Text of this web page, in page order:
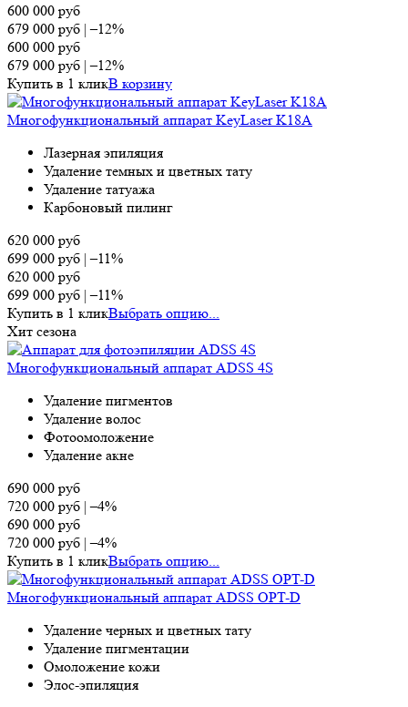
600 000 руб
679 000 руб |–12%
600 000 руб
679 000 руб |–12%
Купить в 1 кликВ корзину
Многофункциональный аппарат KeyLaser K18A
Лазерная эпиляция
Удаление темных и цветных тату
Удаление татуажа
Карбоновый пилинг
620 000 руб
699 000 руб |–11%
620 000 руб
699 000 руб |–11%
Купить в 1 кликВыбрать опцию...
Хит сезона
Многофункциональный аппарат ADSS 4S
Удаление пигментов
Удаление волос
Фотоомоложение
Удаление акне
690 000 руб
720 000 руб |–4%
690 000 руб
720 000 руб |–4%
Купить в 1 кликВыбрать опцию...
Многофункциональный аппарат ADSS OPT-D
Удаление черных и цветных тату
Удаление пигментации
Омоложение кожи
Элос-эпиляция